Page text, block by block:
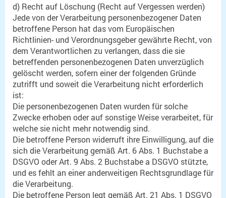
d) Recht auf Löschung (Recht auf Vergessen werden)
Jede von der Verarbeitung personenbezogener Daten
betroffene Person hat das vom Europäischen
Richtlinien- und Verordnungsgeber gewährte Recht, von
dem Verantwortlichen zu verlangen, dass die sie
betreffenden personenbezogenen Daten unverzüglich
gelöscht werden, sofern einer der folgenden Gründe
zutrifft und soweit die Verarbeitung nicht erforderlich
ist:
Die personenbezogenen Daten wurden für solche
Zwecke erhoben oder auf sonstige Weise verarbeitet, für
welche sie nicht mehr notwendig sind.
Die betroffene Person widerruft ihre Einwilligung, auf die
sich die Verarbeitung gemäß Art. 6 Abs. 1 Buchstabe a
DSGVO oder Art. 9 Abs. 2 Buchstabe a DSGVO stützte,
und es fehlt an einer anderweitigen Rechtsgrundlage für
die Verarbeitung.
Die betroffene Person legt gemäß Art. 21 Abs. 1 DSGVO